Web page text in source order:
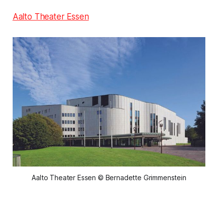
Aalto Theater Essen
Aalto Theater Essen © Bernadette Grimmenstein